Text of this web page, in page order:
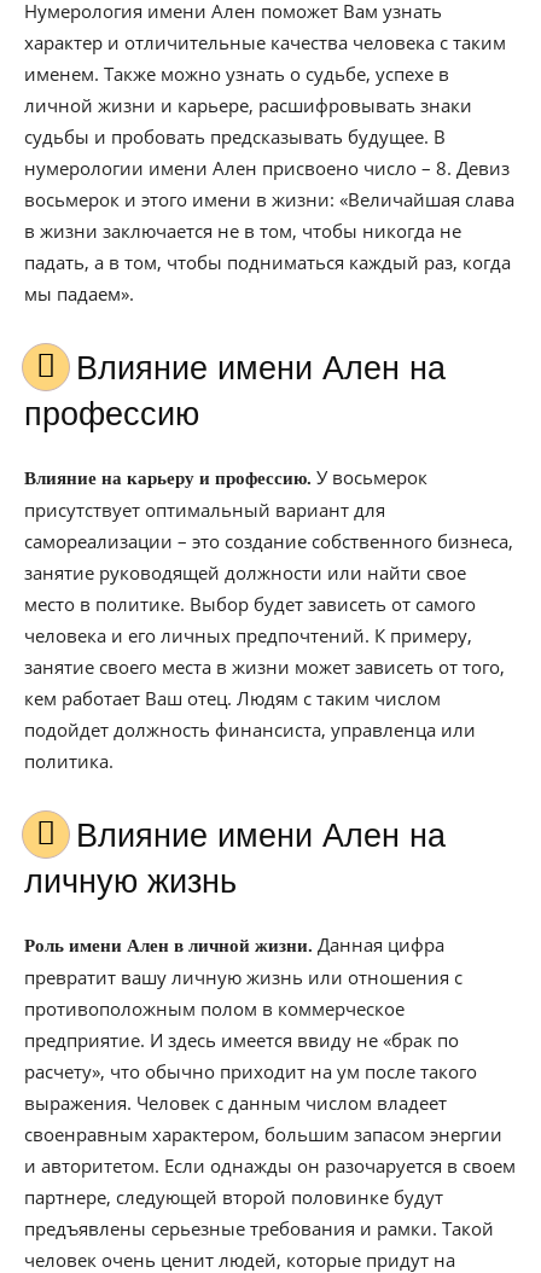
Нумерология имени Ален поможет Вам узнать
характер и отличительные качества человека с таким
именем. Также можно узнать о судьбе, успехе в
личной жизни и карьере, расшифровывать знаки
судьбы и пробовать предсказывать будущее. В
нумерологии имени Ален присвоено число – 8. Девиз
восьмерок и этого имени в жизни: «Величайшая слава
в жизни заключается не в том, чтобы никогда не
падать, а в том, чтобы подниматься каждый раз, когда
мы падаем».
Влияние имени Ален на
профессию
Влияние на карьеру и профессию. У восьмерок
присутствует оптимальный вариант для
самореализации – это создание собственного бизнеса,
занятие руководящей должности или найти свое
место в политике. Выбор будет зависеть от самого
человека и его личных предпочтений. К примеру,
занятие своего места в жизни может зависеть от того,
кем работает Ваш отец. Людям с таким числом
подойдет должность финансиста, управленца или
политика.
Влияние имени Ален на
личную жизнь
Роль имени Ален в личной жизни. Данная цифра
превратит вашу личную жизнь или отношения с
противоположным полом в коммерческое
предприятие. И здесь имеется ввиду не «брак по
расчету», что обычно приходит на ум после такого
выражения. Человек с данным числом владеет
своенравным характером, большим запасом энергии
и авторитетом. Если однажды он разочаруется в своем
партнере, следующей второй половинке будут
предъявлены серьезные требования и рамки. Такой
человек очень ценит людей, которые придут на